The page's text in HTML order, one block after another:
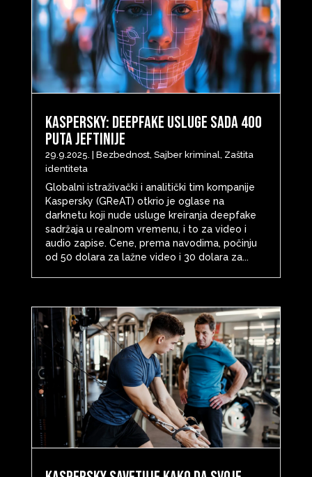
Kaspersky: Deepfake usluge sada 400
puta jeftinije
29.9.2025. Bezbednost, Sajber kriminal, Zaštita
identiteta
Globalni istraživački i analitički tim kompanije
Kaspersky (GReAT) otkrio je oglase na
darknetu koji nude usluge kreiranja deepfake
sadržaja u realnom vremenu, i to za video i
audio zapise. Cene, prema navodima, počinju
od 50 dolara za lažne video i 30 dolara za...